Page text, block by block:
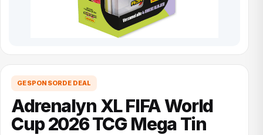
GESPONSORDE DEAL
Adrenalyn XL FIFA World
Cup 2026 TCG Mega Tin